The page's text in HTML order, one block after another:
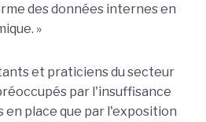
des données internes en
»
et praticiens du secteur
par l'insuffisance
place que par l'exposition